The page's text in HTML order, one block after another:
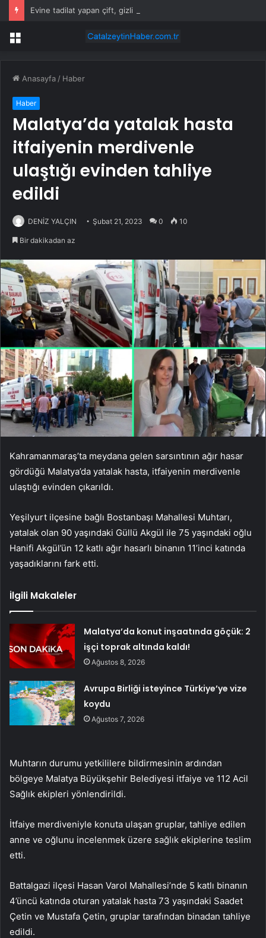
Menü
Anasayfa / Haber
Haber
Malatya’da yatalak hasta
itfaiyenin merdivenle
ulaştığı evinden tahliye
edildi
DENİZ YALÇIN Şubat 21, 2023 0 10
Bir dakikadan az
Kahramanmaraş’ta meydana gelen sarsıntının ağır hasar
gördüğü Malatya’da yatalak hasta, itfaiyenin merdivenle
ulaştığı evinden çıkarıldı.
Yeşilyurt ilçesine bağlı Bostanbaşı Mahallesi Muhtarı,
yatalak olan 90 yaşındaki Güllü Akgül ile 75 yaşındaki oğlu
Hanifi Akgül’ün 12 katlı ağır hasarlı binanın 11’inci katında
yaşadıklarını fark etti.
İlgili Makaleler
Malatya’da konut inşaatında göçük: 2
işçi toprak altında kaldı!
Ağustos 8, 2026
Avrupa Birliği isteyince Türkiye’ye vize
koydu
Ağustos 7, 2026
Muhtarın durumu yetkililere bildirmesinin ardından
bölgeye Malatya Büyükşehir Belediyesi itfaiye ve 112 Acil
Sağlık ekipleri yönlendirildi.
İtfaiye merdiveniyle konuta ulaşan gruplar, tahliye edilen
anne ve oğlunu incelenmek üzere sağlık ekiplerine teslim
etti.
Battalgazi ilçesi Hasan Varol Mahallesi’nde 5 katlı binanın
4’üncü katında oturan yatalak hasta 73 yaşındaki Saadet
Çetin ve Mustafa Çetin, gruplar tarafından binadan tahliye
edildi.